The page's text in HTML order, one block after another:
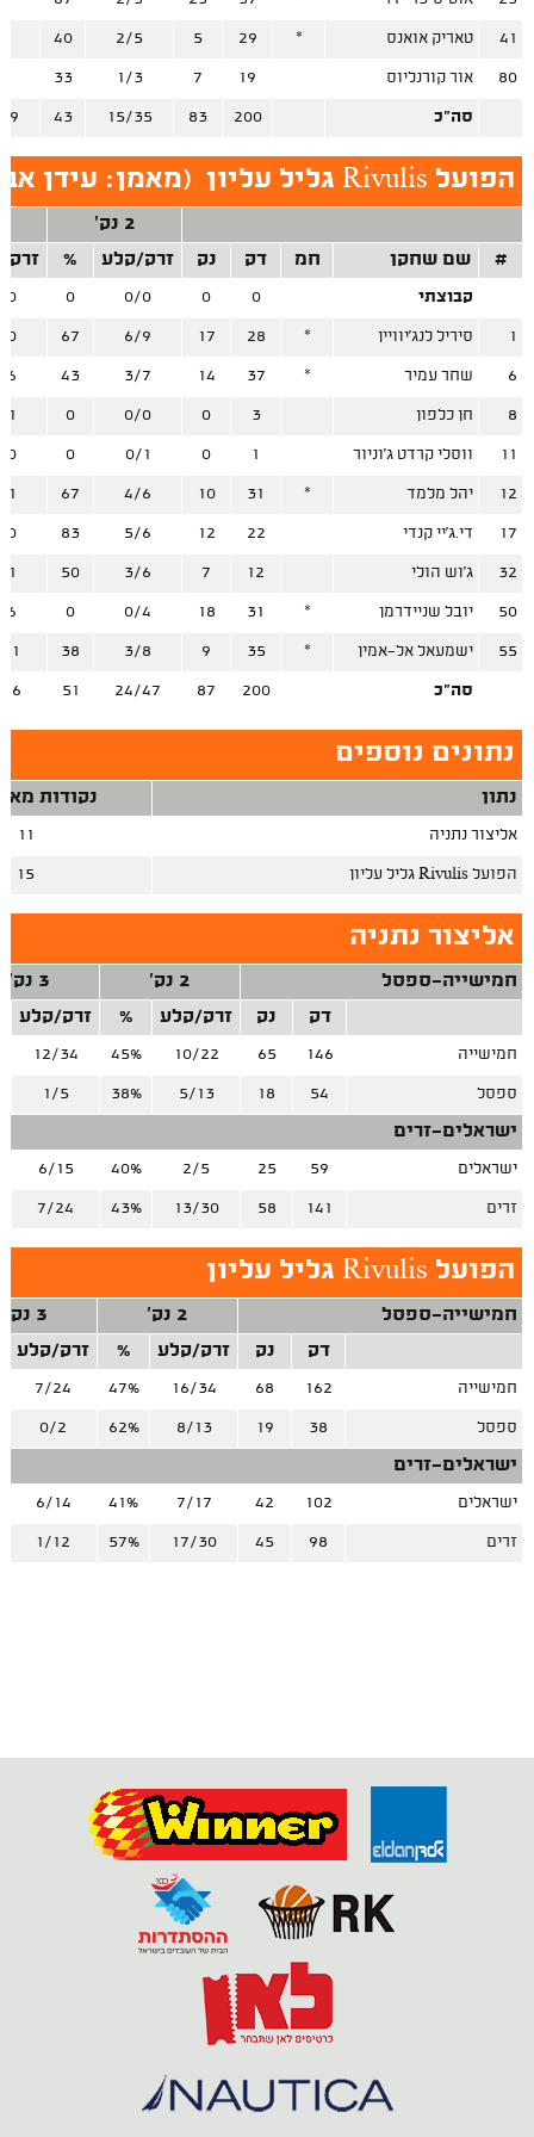
41 טאריק אואנס *
29
5
2/5
40
80 אור קורנליוס 19
7
1/3
33
סה"כ 200
83
15/35
43
הפועל Rivulis גליל עליון (מאמן: עידן
2 נק'
#
שם שחקן חמ דק נק זרק/קלע %
קבוצתי 0
0
0/0
0
0
1 סיריל לנג'יוויין *
28
17
6/9
67
0
6 שחר עמיר *
37
14
3/7
43
6
8 חן כלפון 3
0
0/0
0
1
11 ווסלי קרדט ג'וניור 1
0
0/1
0
0
12 יהל מלמד *
31
10
4/6
67
1
17 די.ג'יי קנדי 22
12
5/6
83
0
32 ג'וש הולי 12
7
3/6
50
1
50 יובל שניידרמן *
31
18
0/4
0
6
55 ישמעאל אל-אמין *
35
9
3/8
38
סה"כ 200
87
24/47
51
נתונים נוספים
נתון נקודות
אליצור נתניה 11
הפועל Rivulis גליל עליון 15
אליצור נתניה
חמישייה-ספסל 2 נק'
3 נק'
דק
נק זרק/קלע % זרק/קלע
חמישייה 146
65
10/22
45%
12/34
ספסל 54
18
5/13
38%
1/5
ישראלים-זרים
ישראלים 59
25
2/5
40%
6/15
זרים 141
58
13/30
43%
7/24
הפועל Rivulis גליל עליון
חמישייה-ספסל 2 נק'
3 נק'
דק
נק זרק/קלע % זרק/קלע
חמישייה 162
68
16/34
47%
7/24
ספסל 38
19
8/13
62%
0/2
ישראלים-זרים
ישראלים 102
42
7/17
41%
6/14
זרים 98
45
17/30
57%
1/12